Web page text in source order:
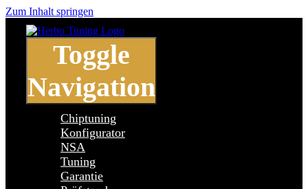
Zum Inhalt springen
Toggle
Navigation
Chiptuning
Konfigurator
NSA
Tuning
Garantie